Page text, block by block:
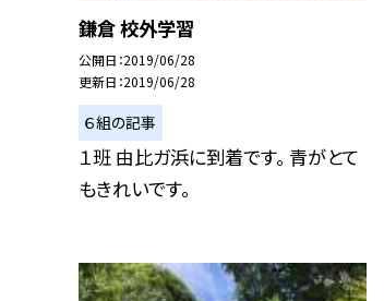
鎌倉 校外学習
公開日 2019/06/28
更新日 2019/06/28
６組の記事
１班 由比ガ浜に到着です。 青がとて
もきれいです。